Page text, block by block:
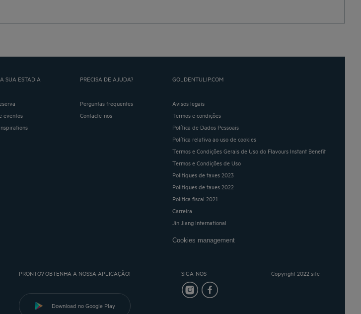
SUA ESTADIA
eventos
PRECISA DE AJUDA?
Perguntas frequentes
Contacte-nos
GOLDENTULIP.COM
Avisos legais
Termos e condições
Política de Dados Pessoais
Política relativa ao uso de cookies
Termos e Condições Gerais de Uso do Flavours Instant Benefit
Termos e Condições de Uso
Politiques de taxes 2023
Politiques de taxes 2022
Política fiscal 2021
Carreira
Jin Jiang International
Cookies management
PRONTO? OBTENHA A NOSSA APLICAÇÃO!
Download no Google Play
SIGA-NOS Copyright 2022 site